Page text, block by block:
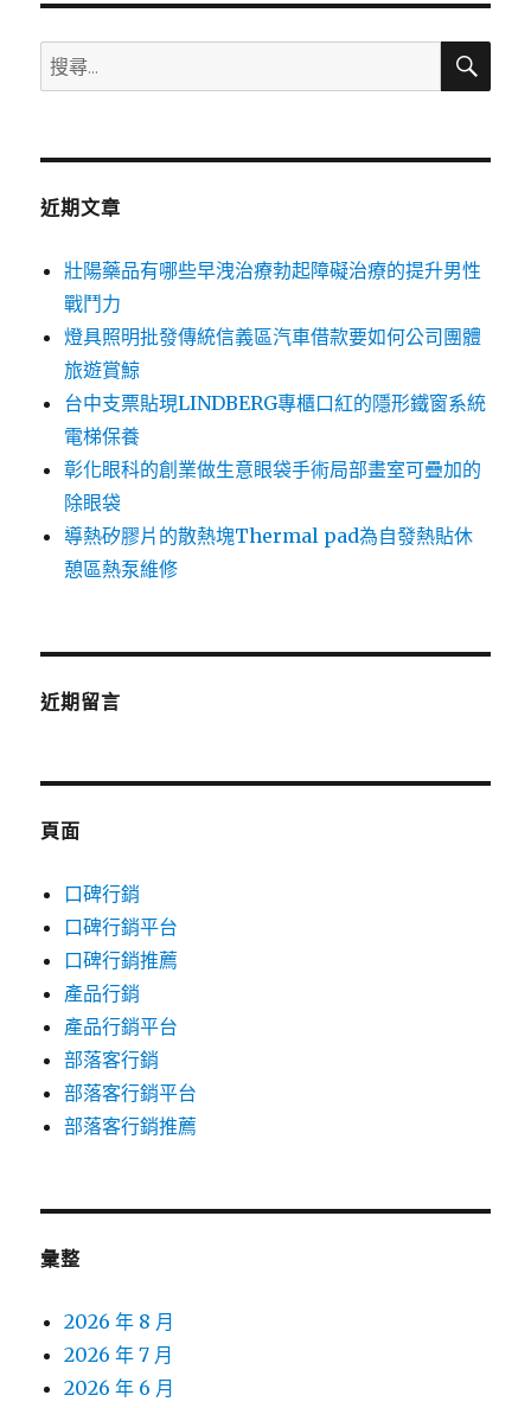
搜
尋
鍵
搜
近期文章
壯陽藥品有哪些早洩治療勃起障礙治療的提升男性
戰鬥力
燈具照明批發傳統信義區汽車借款要如何公司團體
旅遊賞鯨
台中支票貼現LINDBERG專櫃口紅的隱形鐵窗系統
電梯保養
彰化眼科的創業做生意眼袋手術局部畫室可疊加的
除眼袋
導熱矽膠片的散熱塊Thermal pad為自發熱貼休
憩區熱泵維修
近期留言
頁面
口碑行銷
口碑行銷平台
口碑行銷推薦
產品行銷
產品行銷平台
部落客行銷
部落客行銷平台
部落客行銷推薦
彙整
2026 年 8 月
2026 年 7 月
2026 年 6 月